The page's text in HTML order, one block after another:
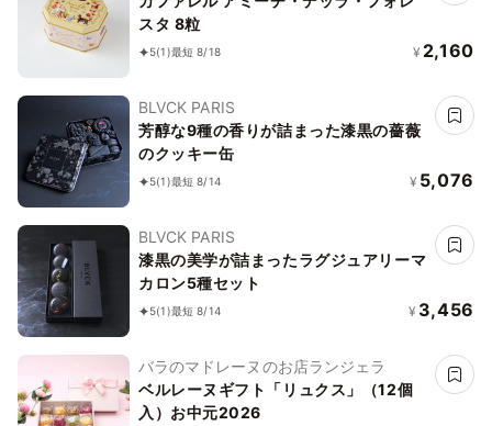
スタ 8粒
5(1)最短 8/18 ¥ 2,160
BLVCK PARIS
芳醇な9種の香りが詰まった漆黒の薔薇
のクッキー缶
5(1)最短 8/14 ¥ 5,076
BLVCK PARIS
漆黒の美学が詰まったラグジュアリーマ
カロン5種セット
5(1)最短 8/14 ¥ 3,456
バラのマドレーヌのお店ランジェラ
ベルレーヌギフト「リュクス」（12個
入）お中元2026